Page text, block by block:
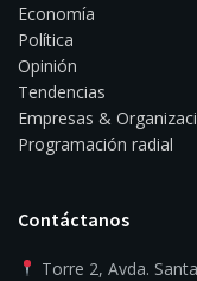
Economía
Política
Opinión
Tendencias
Empresas &
Programación radial
Contáctanos
Torre 2, Avda.